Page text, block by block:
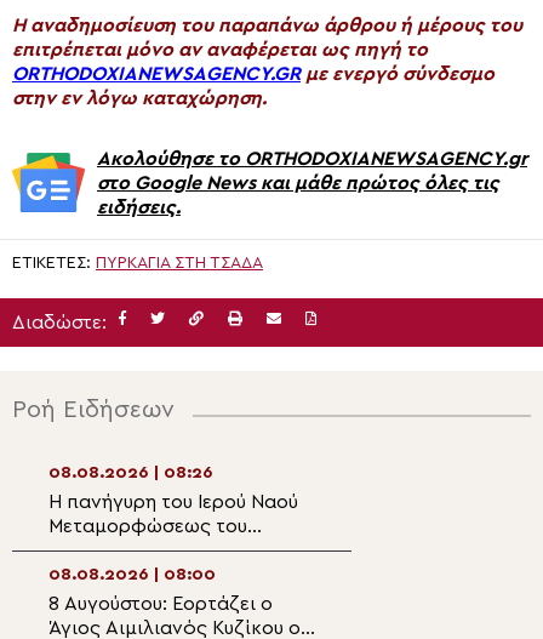
H αναδημοσίευση του παραπάνω άρθρου ή μέρους του
επιτρέπεται μόνο αν αναφέρεται ως πηγή το
ORTHODOXIANEWSAGENCY.GRμε ενεργό σύνδεσμο
στην εν λόγω καταχώρηση.
Ακολούθησε το ORTHODOXIANEWSAGENCY.gr
στο Google News και μάθε πρώτος όλες τις
ειδήσεις.
ΕΤΙΚΈΤΕΣ: ΠΥΡΚΑΓΙΆ ΣΤΗ ΤΣΆΔΑ
Διαδώστε:
Ροή Ειδήσεων
08.08.2026 | 08:26
Η πανήγυρη του Ιερού Ναού
Μεταμορφώσεως του
Σωτήρος στην Παραλία
Οφρυνίου
08.08.2026 | 08:00
8 Αυγούστου: Εορτάζει ο
Άγιος Αιμιλιανός Κυζίκου ο